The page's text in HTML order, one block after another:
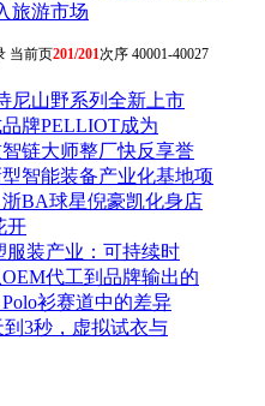
旅游市场
当前页201/201次序 40001-40027
尼山野系列全新上市
牌PELLIOT成为
链大师整厂快反享誉
智能装备产业化基地项
BA球星倪豪凯化身店
开
服装产业：可持续时
代工到品牌输出的
衫赛道中的差异
3秒，虚拟试衣与